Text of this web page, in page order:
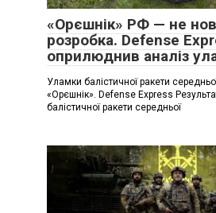
«Орєшнік» РФ — не
розробка. Defense
оприлюднив аналіз
Уламки балістичної ракети
«Орєшнік». Defense Express
балістичної ракети середньої